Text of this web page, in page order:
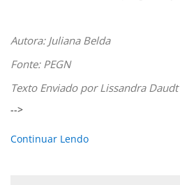
Autora: Juliana Belda
Fonte: PEGN
Texto Enviado por Lissandra
-->
Continuar Lendo